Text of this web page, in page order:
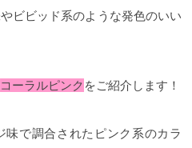
ビビッド系のような発色のいい
コーラルピンク をご紹介します！
味で調合されたピンク系のカラ